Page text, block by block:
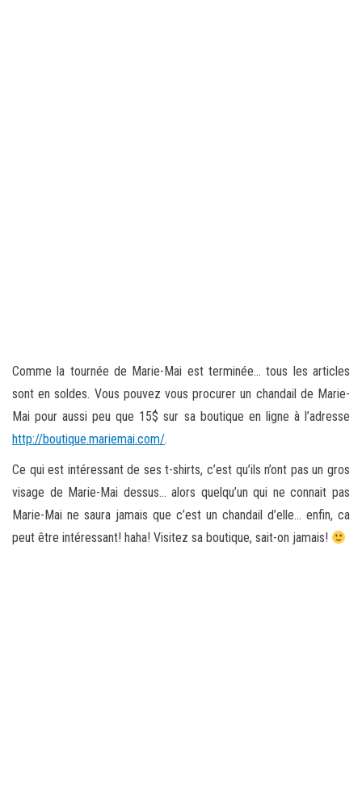
Comme la tournée de Marie-Mai est terminée… tous les articles
sont en soldes. Vous pouvez vous procurer un chandail de Marie-
Mai pour aussi peu que 15$ sur sa boutique en ligne à l’adresse
http://boutique.mariemai.com/.
Ce qui est intéressant de ses t-shirts, c’est qu’ils n’ont pas un gros
visage de Marie-Mai dessus… alors quelqu’un qui ne connait pas
Marie-Mai ne saura jamais que c’est un chandail d’elle… enfin, ca
peut être intéressant! haha! Visitez sa boutique, sait-on jamais!